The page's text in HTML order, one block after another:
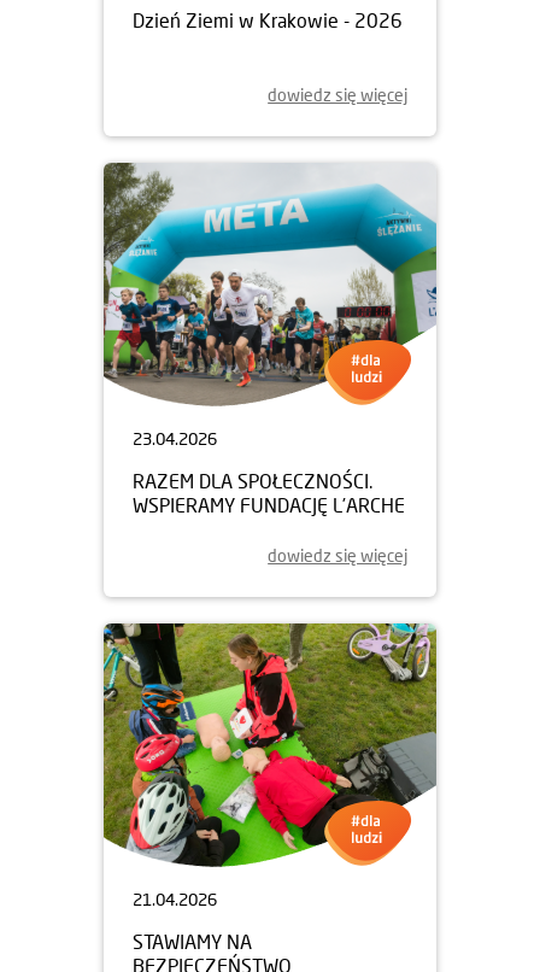
Dzień Ziemi w Krakowie - 2026
dowiedz się więcej
23.04.2026
RAZEM DLA SPOŁECZNOŚCI.
WSPIERAMY FUNDACJĘ L’ARCHE
dowiedz się więcej
21.04.2026
STAWIAMY NA
BEZPIECZEŃSTWO